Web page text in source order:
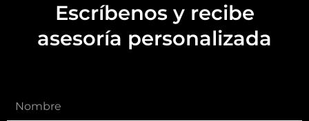
Escríbenos y recibe
asesoría personalizada